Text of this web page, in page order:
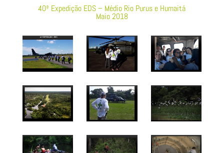
40ª Expedição EDS – Médio Rio Purus e Humaitá
Maio 2018